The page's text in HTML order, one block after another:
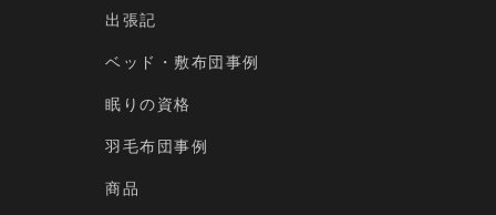
出張記
ベッド・敷布団事例
眠りの資格
羽毛布団事例
商品